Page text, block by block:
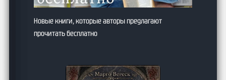
Новые книги, которые авторы предлагают
прочитать бесплатно